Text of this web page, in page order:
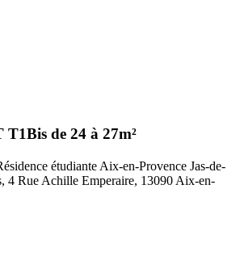
de 24 à 27m²
étudiante Aix-en-Provence Jas-de-
4 Rue Achille Emperaire, 13090 Aix-en-